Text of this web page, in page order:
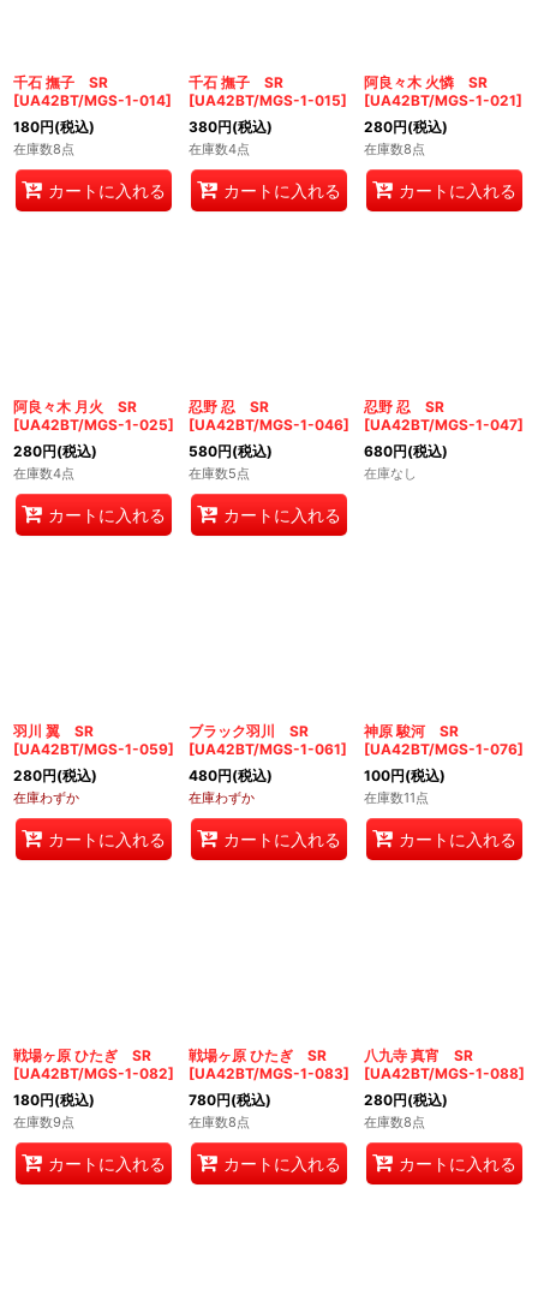
千石 撫子 SR
[UA42BT/MGS-1-014]
180円(税込)
在庫数8点
カートに入れる
千石 撫子 SR
[UA42BT/MGS-1-015]
380円(税込)
在庫数4点
カートに入れる
阿良々木 火憐 SR
[UA42BT/MGS-1-021]
280円(税込)
在庫数8点
カートに入れる
阿良々木 月火 SR
[UA42BT/MGS-1-025]
280円(税込)
在庫数4点
カートに入れる
忍野 忍 SR
[UA42BT/MGS-1-046]
580円(税込)
在庫数5点
カートに入れる
忍野 忍 SR
[UA42BT/MGS-1-047]
680円(税込)
在庫なし
羽川 翼 SR
[UA42BT/MGS-1-059]
280円(税込)
在庫わずか
カートに入れる
ブラック羽川 SR
[UA42BT/MGS-1-061]
480円(税込)
在庫わずか
カートに入れる
神原 駿河 SR
[UA42BT/MGS-1-076]
100円(税込)
在庫数11点
カートに入れる
戦場ヶ原 ひたぎ SR
[UA42BT/MGS-1-082]
180円(税込)
在庫数9点
カートに入れる
戦場ヶ原 ひたぎ SR
[UA42BT/MGS-1-083]
780円(税込)
在庫数8点
カートに入れる
八九寺 真宵 SR
[UA42BT/MGS-1-088]
280円(税込)
在庫数8点
カートに入れる